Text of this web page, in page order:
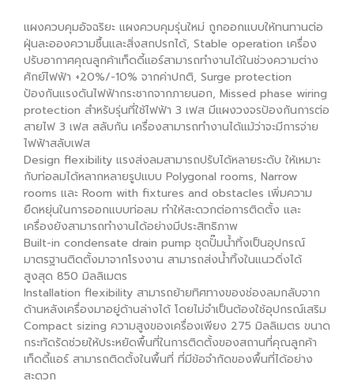
แผงควบคุมอัจฉริยะ แผงควบคุมรุ่นใหม่ ถูกออกแบบให้ทนทานต่อ
ฝุ่นละอองความชื้นและสิ่งสกปรกได้, Stable operation เครื่อง
ปรับอากาศคุณลูกค้าเท็ดดี้แอร์สามารถทำงานได้ในช่วงความต่าง
ศักย์ไฟฟ้า +20%/-10% จากค่าปกติ, Surge protection
ป้องกันแรงดันไฟฟ้ากระชากจากภายนอก, Missed phase wiring
protection สำหรับรุ่นที่ใช้ไฟฟ้า 3 เฟส มีแผงวงจรป้องกันการต่อ
สายไฟ 3 เฟส สลับกัน เครื่องสามารถทำงานได้แม้ว่าจะมีการจ่าย
ไฟฟ้าสลับเฟส
Design flexibility แรงส่งลมสามารถปรับได้หลายระดับ ให้เหมาะ
กับท่อลมได้หลากหลายรูปแบบ Polygonal rooms, Narrow
rooms และ Room with fixtures and obstacles เพิ่มความ
ยืดหยุ่นในการออกแบบท่อลม ทำให้สะดวกต่อการติดตั้ง และ
เครื่องยังสามารถทำงานได้อย่างมีประสิทธิภาพ
Built-in condensate drain pump ชุดปั๊มน้ำทิ้งเป็นอุปกรณ์
มาตรฐานติดตั้งมาจากโรงงาน สามารถส่งน้ำทิ้งในแนวดิ่งได้
สูงสุด 850 มิลลิเมตร
Installation flexibility สามารถย้ายทิศทางของช่องลมกลับจาก
ด้านหลังเครื่องมาอยู่ด้านล่างได้ โดยไม่จำเป็นต้องใช้อุปกรณ์เสริม
Compact sizing ความสูงของเครื่องเพียง 275 มิลลิเมตร ขนาด
กระทัดรัดช่วยให้ประหยัดพื้นที่ในการติดตั้งของสถานที่คุณลูกค้า
เท็ดดี้แอร์ สามารถติดตั้งในพื้นที่ ที่มีข้อจำกัดของพื้นที่ได้อย่าง
สะดวก